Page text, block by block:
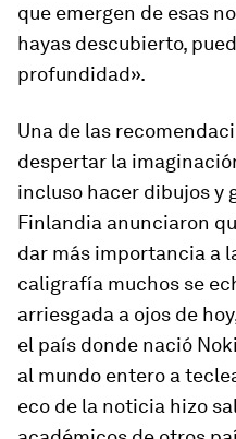
que emergen de esas
hayas descubierto,
profundidad».
Una de las
despertar la
incluso hacer dibujos y
Finlandia anunciaron
dar más importancia a
caligrafía muchos se
arriesgada a ojos de
el país donde nació
al mundo entero a
eco de la noticia hizo